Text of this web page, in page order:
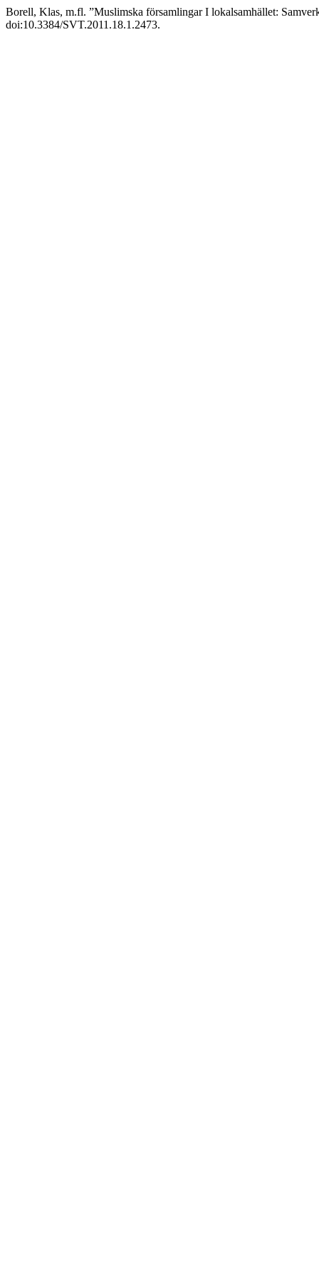
Borell, Klas, m.fl. ”Muslimska församlingar I lokalsamhället:
doi:10.3384/SVT.2011.18.1.2473.